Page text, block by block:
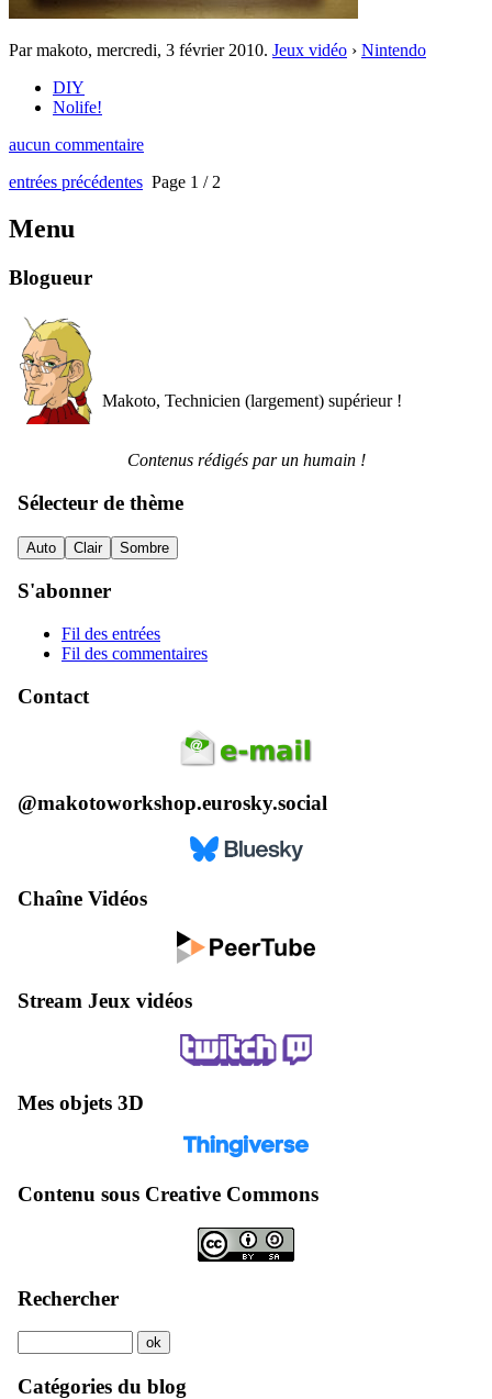
Par makoto, mercredi, 3 février 2010. Jeux vidéo › Nintendo
DIY
Nolife!
aucun commentaire
entrées précédentes Page 1 / 2
Menu
Blogueur
Makoto, Technicien (largement) supérieur !
Contenus rédigés par un humain !
Sélecteur de thème
Auto Clair Sombre
S'abonner
Fil des entrées
Fil des commentaires
Contact
@makotoworkshop.eurosky.social
Chaîne Vidéos
Stream Jeux vidéos
Mes objets 3D
Contenu sous Creative Commons
Rechercher
Catégories du blog